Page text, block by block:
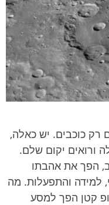
רק כוכבים. יש כאלה,
ורואים יקום שלם.
הפך את אהבתו
למידה והתפעלות. מה
קטן הפך למסע